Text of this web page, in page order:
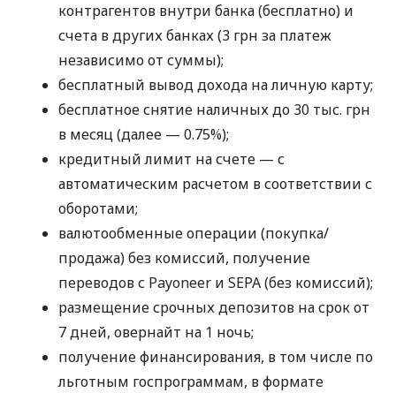
контрагентов внутри банка (бесплатно) и
счета в других банках (3 грн за платеж
независимо от суммы);
бесплатный вывод дохода на личную карту;
бесплатное снятие наличных до 30 тыс. грн
в месяц (далее — 0.75%);
кредитный лимит на счете — с
автоматическим расчетом в соответствии с
оборотами;
валютообменные операции (покупка/
продажа) без комиссий, получение
переводов с Payoneer и SEPA (без комиссий);
размещение срочных депозитов на срок от
7 дней, овернайт на 1 ночь;
получение финансирования, в том числе по
льготным госпрограммам, в формате